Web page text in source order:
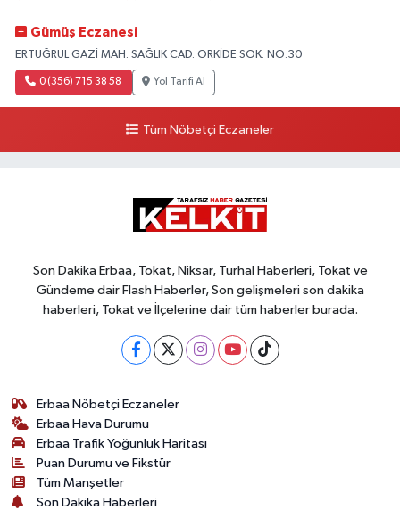
Gümüş Eczanesi
ERTUĞRUL GAZİ MAH. SAĞLIK CAD. ORKİDE SOK. NO:30
0 (356) 715 38 58 Yol Tarifi Al
Tüm Nöbetçi Eczaneler
Son Dakika Erbaa, Tokat, Niksar, Turhal Haberleri, Tokat ve
Gündeme dair Flash Haberler, Son gelişmeleri son dakika
haberleri, Tokat ve İlçelerine dair tüm haberler burada.
Erbaa Nöbetçi Eczaneler
Erbaa Hava Durumu
Erbaa Trafik Yoğunluk Haritası
Puan Durumu ve Fikstür
Tüm Manşetler
Son Dakika Haberleri